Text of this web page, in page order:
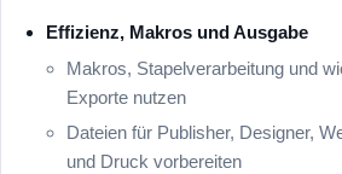
Effizienz, Makros und Ausgabe
Makros, Stapelverarbeitung und
Exporte nutzen
Dateien für Publisher, Designer,
und Druck vorbereiten